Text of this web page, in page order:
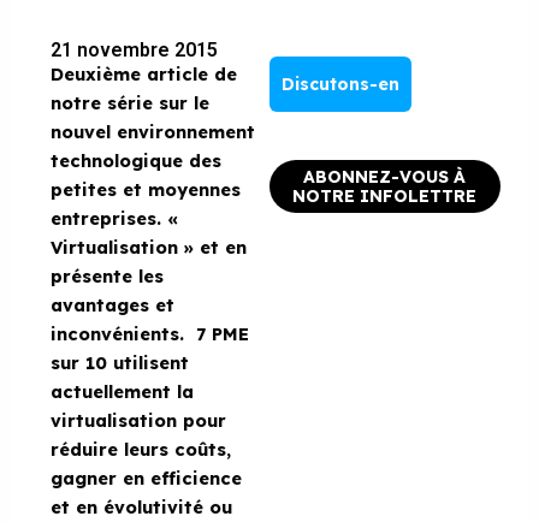
21 novembre 2015
Deuxième article de
notre série sur le
nouvel environnement
technologique des
petites et moyennes
entreprises. «
Virtualisation » et en
présente les
avantages et
inconvénients. 7 PME
sur 10 utilisent
actuellement la
virtualisation pour
réduire leurs coûts,
gagner en efficience
et en évolutivité ou
Discutons-en
ABONNEZ-VOUS À
NOTRE INFOLETTRE